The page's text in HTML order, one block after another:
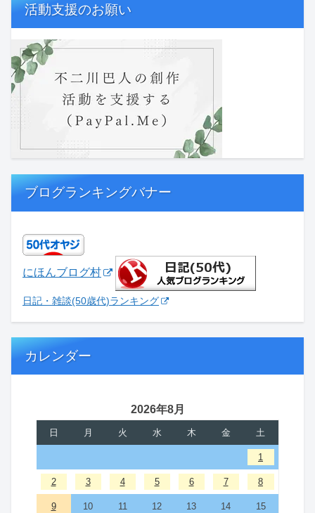
活動支援のお願い
ブログランキングバナー
にほんブログ村
日記・雑談(50歳代)ランキング
カレンダー
2026年8月
日 月 火 水 木 金 土
1
2 3 4 5 6 7 8
9 10 11 12 13 14 15